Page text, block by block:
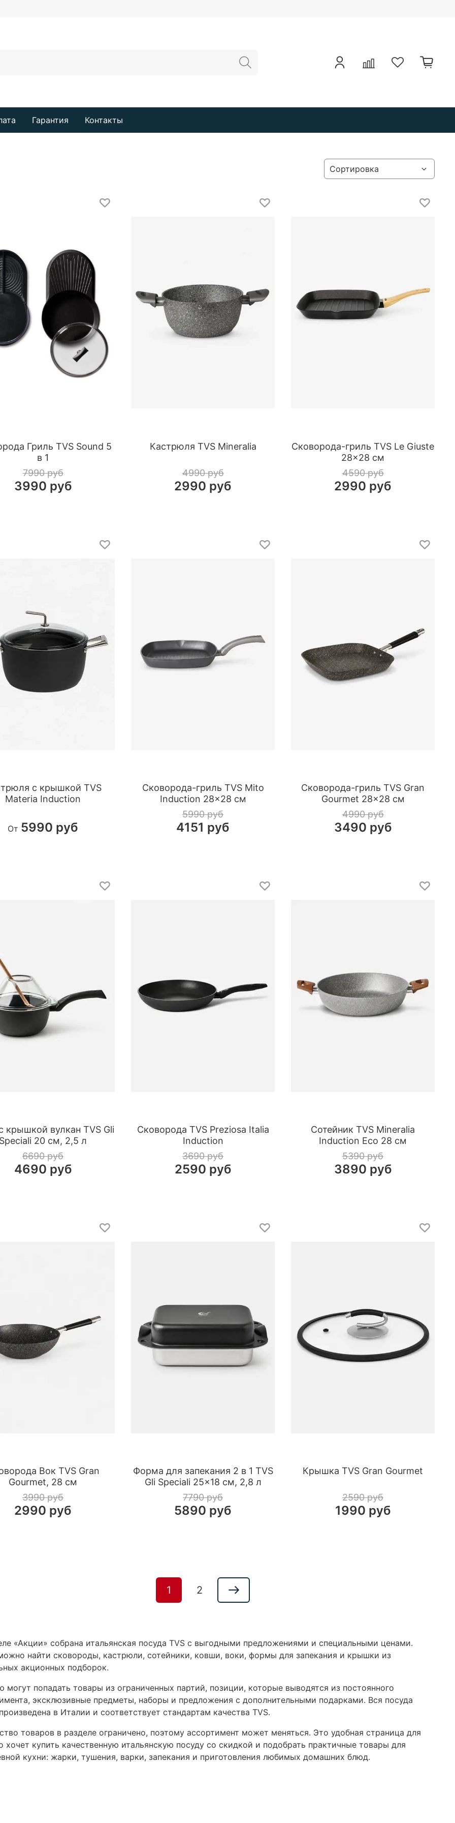
Гарантия Контакты
Гриль TVS Sound 5
в 1
7990 руб
3990 руб
Кастрюля TVS Mineralia
4990 руб
2990 руб
Сковорода-гриль TVS Le Giuste
28×28 см
4590 руб
2990 руб
с крышкой TVS
Materia Induction
От 5990 руб
Сковорода-гриль TVS Mito
Induction 28×28 см
5990 руб
4151 руб
Сковорода-гриль TVS Gran
Gourmet 28×28 см
4990 руб
3490 руб
крышкой вулкан TVS Gli
20 см, 2,5 л
6690 руб
4690 руб
Сковорода TVS Preziosa Italia
Induction
3690 руб
2590 руб
Сотейник TVS Mineralia
Induction Eco 28 см
5390 руб
3890 руб
Вок TVS Gran
Gourmet, 28 см
3990 руб
2990 руб
Форма для запекания 2 в 1 TVS
Gli Speciali 25×18 см, 2,8 л
7790 руб
5890 руб
Крышка TVS Gran Gourmet
2590 руб
1990 руб
1 2
«Акции» собрана итальянская посуда TVS с выгодными предложениями и специальными ценами.
найти сковороды, кастрюли, сотейники, ковши, воки, формы для запекания и крышки из
акционных подборок.
могут попадать товары из ограниченных партий, позиции, которые выводятся из постоянного
эксклюзивные предметы, наборы и предложения с дополнительными подарками. Вся посуда
в Италии и соответствует стандартам качества TVS.
товаров в разделе ограничено, поэтому ассортимент может меняться. Это удобная страница для
хочет купить качественную итальянскую посуду со скидкой и подобрать практичные товары для
кухни: жарки, тушения, варки, запекания и приготовления любимых домашних блюд.